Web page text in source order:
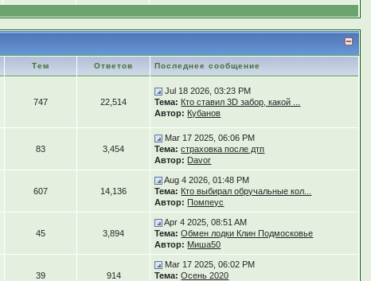
Тем Ответов Последнее сообщение
747 22,514
Jul 18 2026, 03:23 PM
Тема: Кто ставил 3D забор, какой ...
Автор: Кубанов
83 3,454
Mar 17 2025, 06:06 PM
Тема: страховка после дтп
Автор: Davor
607 14,136
Aug 4 2026, 01:48 PM
Тема: Кто выбирал обручальные кол...
Автор: Помпеус
45 3,894
Apr 4 2025, 08:51 AM
Тема: Обмен лодки Клин Подмосковье
Автор: Миша50
39 914
Mar 17 2025, 06:02 PM
Тема: Осень 2020